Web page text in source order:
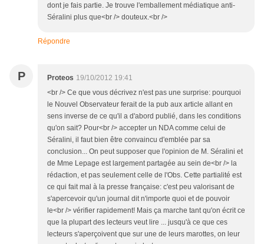
dont je fais partie. Je trouve l'emballement médiatique anti-
Séralini plus que<br /> douteux.<br />
Répondre
P Proteos 19/10/2012 19:41
<br /> Ce que vous décrivez n'est pas une surprise: pourquoi
le Nouvel Observateur ferait de la pub aux article allant en
sens inverse de ce qu'il a d'abord publié, dans les conditions
qu'on sait? Pour<br /> accepter un NDA comme celui de
Séralini, il faut bien être convaincu d'emblée par sa
conclusion... On peut supposer que l'opinion de M. Séralini et
de Mme Lepage est largement partagée au sein de<br /> la
rédaction, et pas seulement celle de l'Obs. Cette partialité est
ce qui fait mal à la presse française: c'est peu valorisant de
s'apercevoir qu'un journal dit n'importe quoi et de pouvoir
le<br /> vérifier rapidement! Mais ça marche tant qu'on écrit ce
que la plupart des lecteurs veut lire ... jusqu'à ce que ces
lecteurs s'aperçoivent que sur une de leurs marottes, on leur